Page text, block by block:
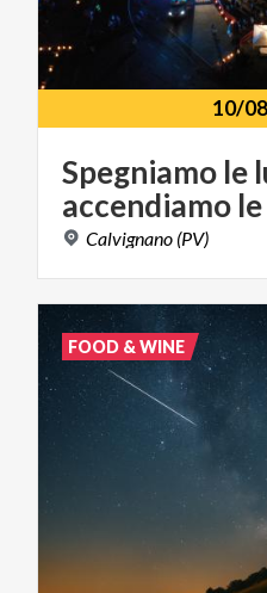
10/
Spegniamo le
accendiamo le
Calvignano (PV)
FOOD & WINE